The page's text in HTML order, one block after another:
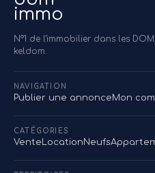
immo
N°1 de l'immobilier dans les
keldom.
NAVIGATION
Publier une annonceMon
CATÉGORIES
Vente LocationNeufs